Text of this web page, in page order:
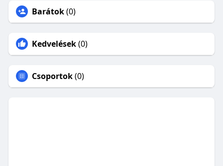
Barátok(0)
Kedvelések(0)
Csoportok(0)